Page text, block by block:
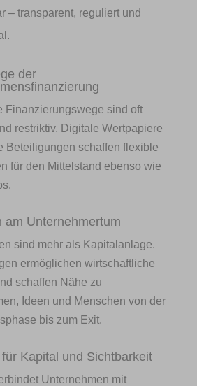
– transparent, reguliert und
der
Finanzierungswege sind oft
restriktiv. Digitale Wertpapiere
Beteiligungen schaffen flexible
für den Mittelstand ebenso wie
am Unternehmertum
sind mehr als Kapitalanlage.
ermöglichen wirtschaftliche
schaffen Nähe zu
Ideen und Menschen von der
bis zum Exit.
Kapital und Sichtbarkeit
Unternehmen mit